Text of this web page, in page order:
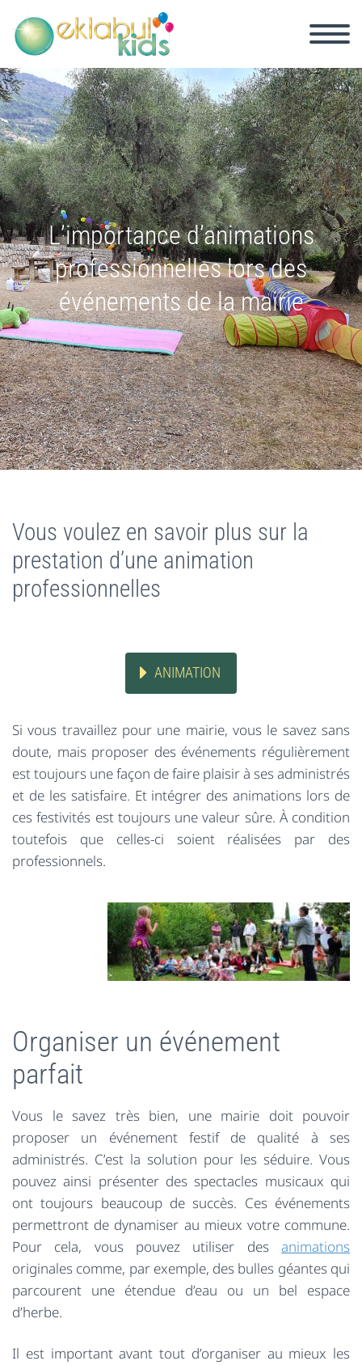
L’importance d’animations
professionnelles lors des
événements de la mairie
Vous voulez en savoir plus sur la
prestation d’une animation
professionnelles
ANIMATION
Si vous travaillez pour une mairie, vous le savez sans
doute, mais proposer des événements régulièrement
est toujours une façon de faire plaisir à ses administrés
et de les satisfaire. Et intégrer des animations lors de
ces festivités est toujours une valeur sûre. À condition
toutefois que celles-ci soient réalisées par des
professionnels.
Organiser un événement
parfait
Vous le savez très bien, une mairie doit pouvoir
proposer un événement festif de qualité à ses
administrés. C’est la solution pour les séduire. Vous
pouvez ainsi présenter des spectacles musicaux qui
ont toujours beaucoup de succès. Ces événements
permettront de dynamiser au mieux votre commune.
Pour cela, vous pouvez utiliser des animations
originales comme, par exemple, des bulles géantes qui
parcourent une étendue d’eau ou un bel espace
d’herbe.
Il est important avant tout d’organiser au mieux les